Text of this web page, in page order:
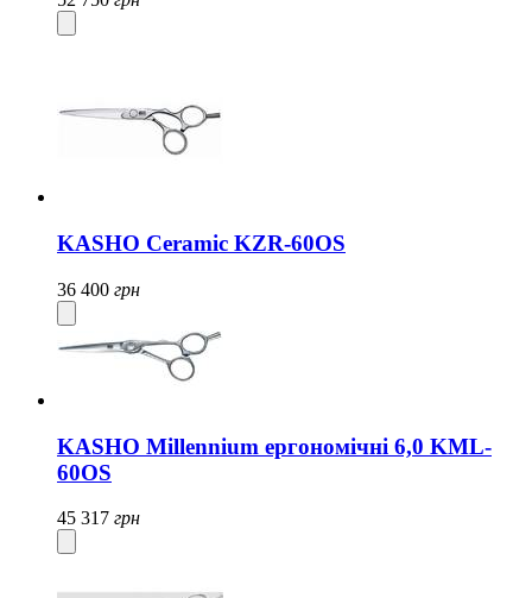
KASHO Ceramic KZR-60OS
36 400 грн
KASHO Millennium ергономічні 6,0 KML-
60OS
45 317 грн